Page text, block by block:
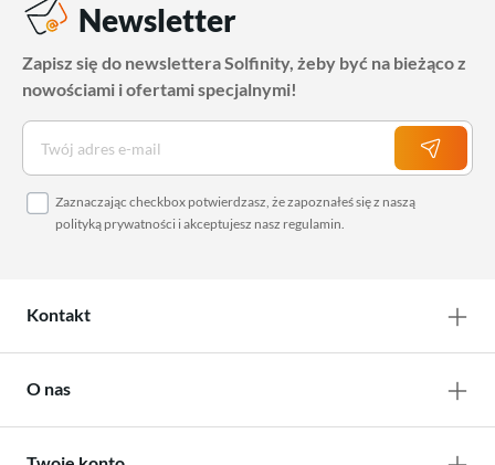
Newsletter
Zapisz się do newslettera Solfinity, żeby być na bieżąco z
nowościami i ofertami specjalnymi!
Zaznaczając checkbox potwierdzasz, że zapoznałeś się z naszą
polityką prywatności i akceptujesz nasz regulamin.
Kontakt
O nas